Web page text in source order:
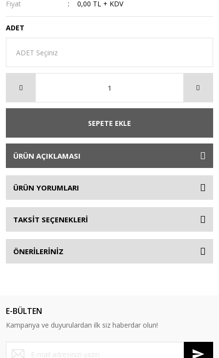
Fiyat
0,00 TL + KDV
ADET
SEPETE EKLE
ÜRÜN AÇIKLAMASI
ÜRÜN YORUMLARI
TAKSİT SEÇENEKLERİ
ÖNERİLERİNİZ
E-BÜLTEN
Kampanya ve duyurulardan ilk siz haberdar olun!